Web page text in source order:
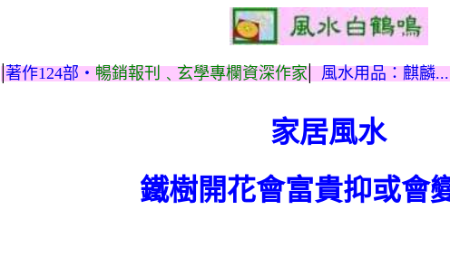
|著作124部‧ 暢銷報刊﹑玄學專欄資深作家| 風水用品：麒麟...
家居風水
鐵樹開花會富貴抑或會